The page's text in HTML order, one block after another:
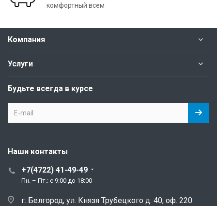
комфортный всем
Компания
Услуги
Будьте всегда в курсе
Наши контакты
+7(4722) 41-49-49
Пн. – Пт.: с 9:00 до 18:00
г. Белгород, ул. Князя Трубецкого д. 40, оф. 220